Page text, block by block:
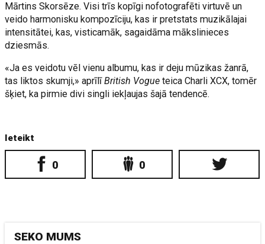
Mārtins Skorsēze. Visi trīs kopīgi nofotografēti virtuvē un
veido harmonisku kompozīciju, kas ir pretstats muzikālajai
intensitātei, kas, visticamāk, sagaidāma mākslinieces
dziesmās.
«Ja es veidotu vēl vienu albumu, kas ir deju mūzikas žanrā,
tas liktos skumji,» aprīlīBritish Vogueteica Charli XCX, tomēr
šķiet, ka pirmie divi singli iekļaujas šajā tendencē.
Ieteikt
0 0
SEKO MUMS